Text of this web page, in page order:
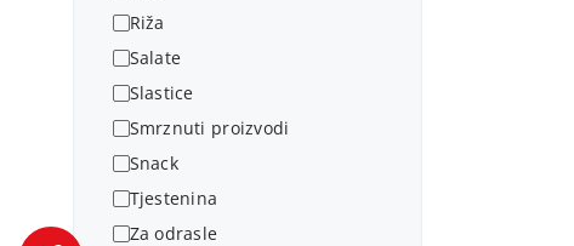
Riža
Salate
Slastice
Smrznuti proizvodi
Snack
Tjestenina
Za odrasle